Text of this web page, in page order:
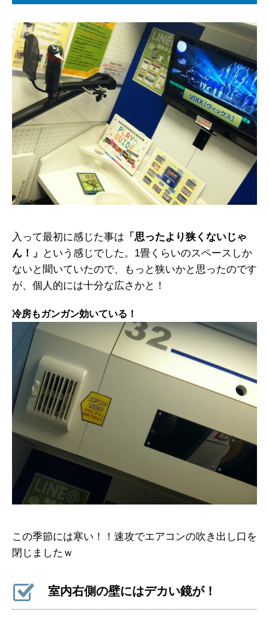
入って最初に感じた事は 「思ったより狭くないじゃ
ん！」
という感じでした。1畳くらいのスペースしか
ないと聞いていたので、もっと狭いかと思ったのです
が、個人的には十分な広さかと！
冷房もガンガン効いている！
この季節には寒い！！速攻でエアコンの吹き出し口を
閉じましたｗ
室内右側の壁にはデカい鏡が！